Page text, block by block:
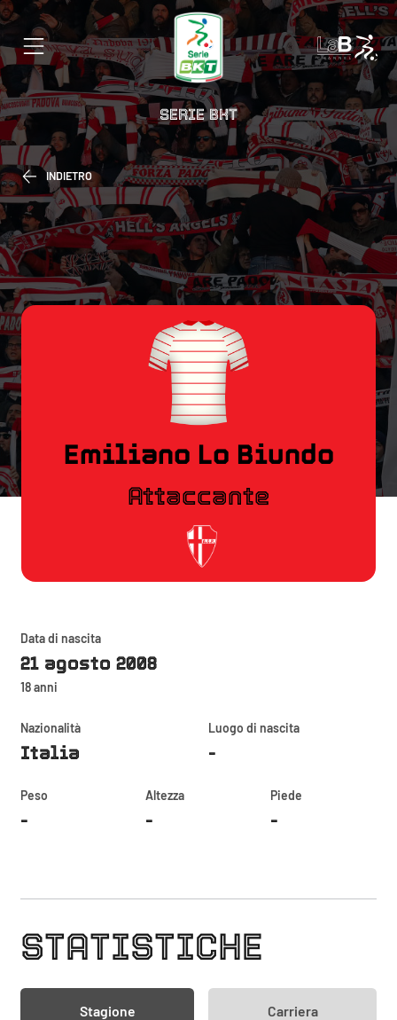
SERIE BKT
INDIETRO
Emiliano Lo Biundo
Attaccante
Data di nascita
21 agosto 2008
18 anni
Nazionalità
Italia
Luogo di nascita
-
Peso
-
Altezza
-
Piede
-
STATISTICHE
Stagione Carriera